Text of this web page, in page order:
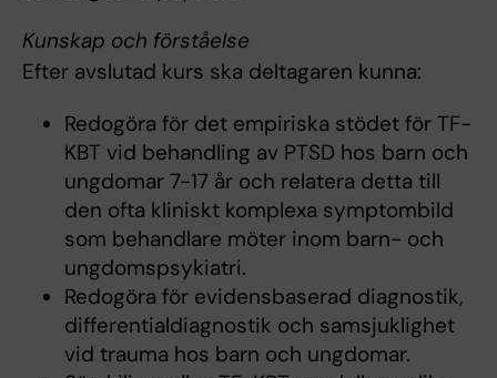
Kunskap och förståelse
Efter avslutad kurs ska deltagaren kunna:
Redogöra för det empiriska stödet för TF-
KBT vid behandling av PTSD hos barn och
ungdomar 7-17 år och relatera detta till
den ofta kliniskt komplexa symptombild
som behandlare möter inom barn- och
ungdomspsykiatri.
Redogöra för evidensbaserad diagnostik,
differentialdiagnostik och samsjuklighet
vid trauma hos barn och ungdomar.